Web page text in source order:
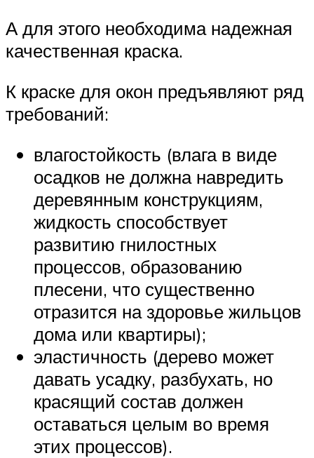
А для этого необходима надежная
качественная краска.
К краске для окон предъявляют ряд
требований:
влагостойкость (влага в виде
осадков не должна навредить
деревянным конструкциям,
жидкость способствует
развитию гнилостных
процессов, образованию
плесени, что существенно
отразится на здоровье жильцов
дома или квартиры);
эластичность (дерево может
давать усадку, разбухать, но
красящий состав должен
оставаться целым во время
этих процессов).